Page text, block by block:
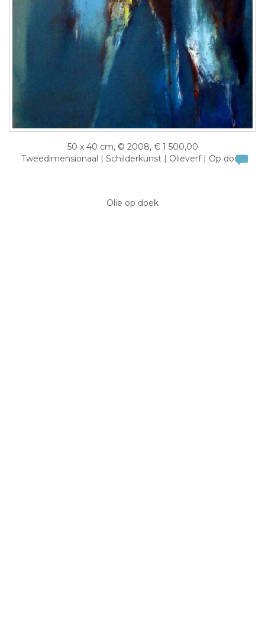
50 x 40 cm, © 2008, € 1 500,00
Tweedimensionaal | Schilderkunst | Olieverf | Op doek
Olie op doek